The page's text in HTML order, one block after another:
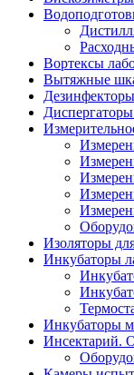
Вортексы
Вытяжные
Изоляторы
Инкубаторы
Инкубаторы
Инсектарий.